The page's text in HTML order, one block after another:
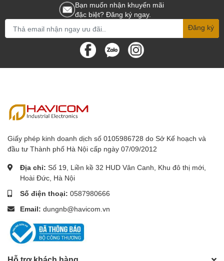
Bạn muốn nhận khuyến mãi
đặc biệt? Đăng ký ngay.
Đăng ký
Giấy phép kinh doanh dịch số 0105986728 do Sở Kế hoạch và
đầu tư Thành phố Hà Nội cấp ngày 07/09/2012
Địa chỉ: Số 19, Liền kề 32 HUD Vân Canh, Khu đô thị mới,
Hoài Đức, Hà Nội
Số điện thoại: 0587980666
Email: dungnb@havicom.vn